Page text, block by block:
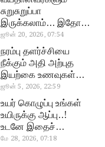
சுறுசுறுப்பா
இருக்கலாம்… இதோ
சூப்பர் உணவுகள்!
ஜூன் 20, 2026, 07:54
நரம்பு தளர்ச்சியை
நீக்கும் அதி அற்புத
இயற்கை உணவுகள்…
தவற விட்டுறாதீங்க!
ஜூன் 5, 2026, 22:59
உயர் கொழுப்பு உங்கள்
உயிருக்கு ஆப்பு..!
உடனே இதைச்
செய்யுங்க!
மே 28, 2026, 07:18